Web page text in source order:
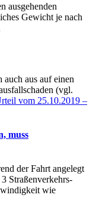
ausgehenden
Gewicht je nach
aus auf einen
(vgl.
vom 25.10.2019 –
muss
der Fahrt angelegt
Straßenverkehrs-
wie